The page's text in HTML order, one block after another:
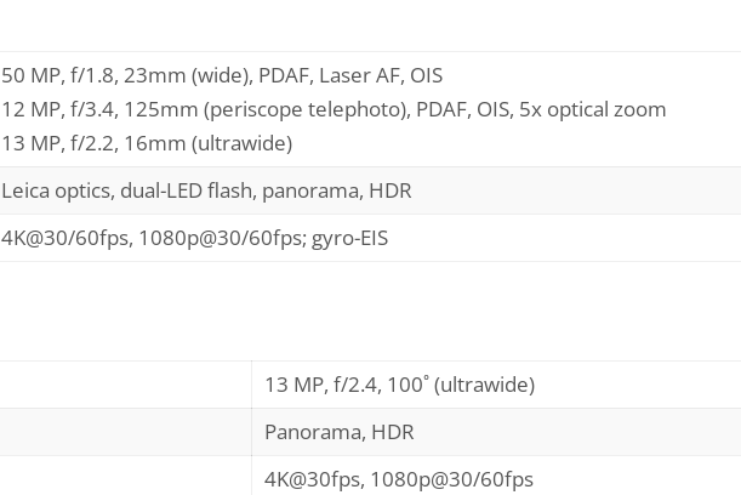
50 MP, f/1.8, 23mm (wide), PDAF, Laser AF, OIS
12 MP, f/3.4, 125mm (periscope telephoto), PDAF, OIS, 5x optical zoom
13 MP, f/2.2, 16mm (ultrawide)
Leica optics, dual-LED flash, panorama, HDR
4K@30/60fps, 1080p@30/60fps; gyro-EIS
13 MP, f/2.4, 100˚ (ultrawide)
Panorama, HDR
4K@30fps, 1080p@30/60fps